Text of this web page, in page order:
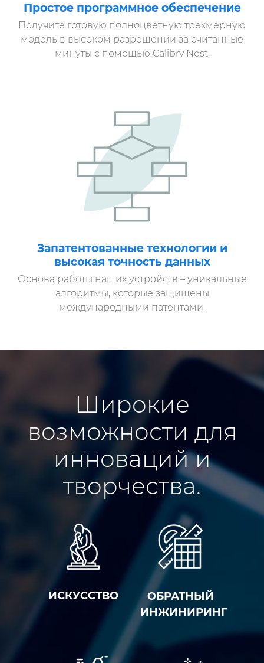
Простое программное обеспечение
Получите готовую полноцветную трехмерную
модель в высоком разрешении за считанные
минуты с помощью Calibry Nest.
Запатентованные технологии и
высокая точность данных
Основа работы наших устройств – уникальные
алгоритмы, которые защищены
международными патентами.
Широкие
возможности для
инноваций и
творчества.
ИСКУССТВО
ОБРАТНЫЙ
ИНЖИНИРИНГ